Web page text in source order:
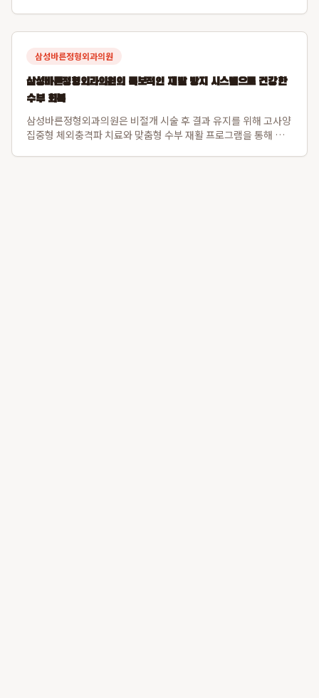
수수료 없는 구매 ...
삼성바른정형외과의원
삼성바른정형외과의원의 독보적인 재발 방지 시스템으로 건강한
수부 회복
삼성바른정형외과의원은 비절개 시술 후 결과 유지를 위해 고사양
집중형 체외충격파 치료와 맞춤형 수부 재활 프로그램을 통해 재